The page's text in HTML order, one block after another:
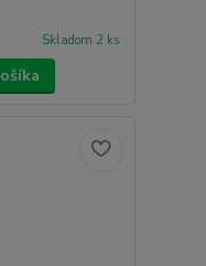
Skladom 2 ks